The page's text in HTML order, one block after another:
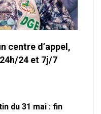
centre d’appel,
24 et 7j/7
du 31 mai : fin